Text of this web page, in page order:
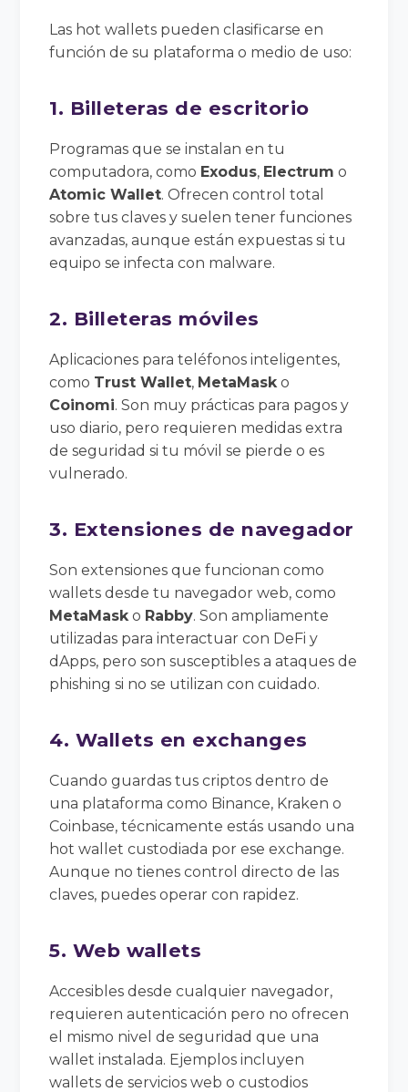
Las hot wallets pueden clasificarse en
función de su plataforma o medio de uso:
1. Billeteras de escritorio
Programas que se instalan en tu
computadora, como Exodus, Electrum o
Atomic Wallet. Ofrecen control total
sobre tus claves y suelen tener funciones
avanzadas, aunque están expuestas si tu
equipo se infecta con malware.
2. Billeteras móviles
Aplicaciones para teléfonos inteligentes,
como Trust Wallet, MetaMasko
Coinomi. Son muy prácticas para pagos y
uso diario, pero requieren medidas extra
de seguridad si tu móvil se pierde o es
vulnerado.
3. Extensiones de navegador
Son extensiones que funcionan como
wallets desde tu navegador web, como
MetaMasko Rabby. Son ampliamente
utilizadas para interactuar con DeFi y
dApps, pero son susceptibles a ataques de
phishing si no se utilizan con cuidado.
4. Wallets en exchanges
Cuando guardas tus criptos dentro de
una plataforma como Binance, Kraken o
Coinbase, técnicamente estás usando una
hot wallet custodiada por ese exchange.
Aunque no tienes control directo de las
claves, puedes operar con rapidez.
5. Web wallets
Accesibles desde cualquier navegador,
requieren autenticación pero no ofrecen
el mismo nivel de seguridad que una
wallet instalada. Ejemplos incluyen
wallets de servicios web o custodios